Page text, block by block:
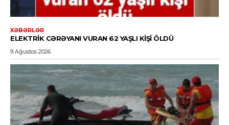
XƏBƏRLƏR
ELEKTRIK CƏRƏYANI VURAN 62 YAŞLI KIŞI ÖLDÜ
9 Ağustos 2026